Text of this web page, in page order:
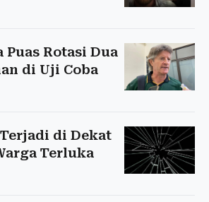
Rotasi Dua
di Uji Coba
di Dekat
Terluka